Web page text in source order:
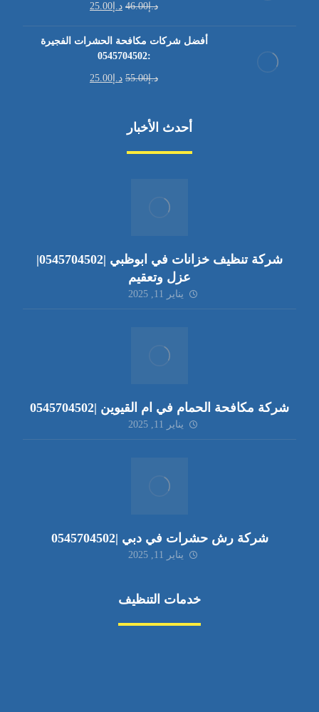
د.إ46.00 د.إ 25.00
أفضل شركات مكافحة الحشرات الفجيرة
:0545704502
د.إ55.00 د.إ 25.00
أحدث الأخبار
شركة تنظيف خزانات في ابوظبي |0545704502|
عزل وتعقيم
يناير 11, 2025
شركة مكافحة الحمام في ام القيوين |0545704502
يناير 11, 2025
شركة رش حشرات في دبي |0545704502
يناير 11, 2025
خدمات التنظيف